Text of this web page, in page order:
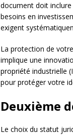
document doit
besoins en
exigent
La protection de
implique une
propriété industrielle
pour protéger votre
Deuxième
Le choix du statut